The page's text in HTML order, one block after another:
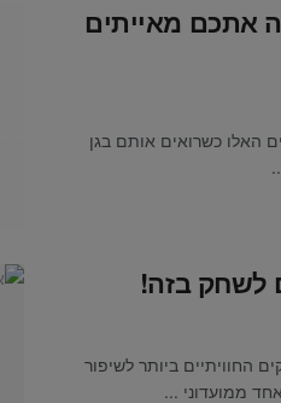
אתכם מאייתים
האלו כשרואים אותם בגן
לשחק בזה!
החוויתיים ביותר לשיפור
ממועדוני ...